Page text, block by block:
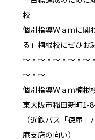
校
個別指導Ｗａｍに関
る」楠根校にぜひお
～・～・～・～・～
～・～
個別指導Ｗａｍ楠根
東大阪市稲田新町
（近鉄バス「徳庵
庵支店の向い）